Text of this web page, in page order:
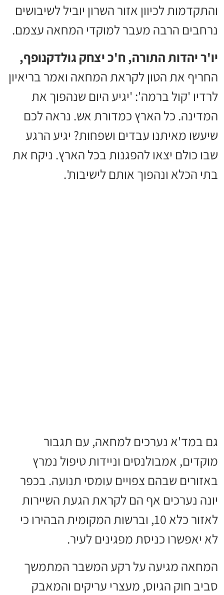
והתקדמות לכיוון אזור השרון יוביל לשיבושים
נרחבים הרבה מעבר למוקדי המחאה עצמם.
יו'ר יהדות התורה, ח'כ יצחק גולדקנופף,
החריף את הטון לקראת המחאה ואמר בריאיון
לרדיו 'קול ברמה': 'יגיע היום שנהפוך את
המדינה. כל הארץ כמדורת אש. נראה לכם
שיעשו מאיתנו עבדים ושפחות? יגיע הרגע
שבו כולם יצאו להפגנות בכל הארץ. ניקח את
בתי הכלא ונהפוך אותם לישיבות'.
גם במד'א נערכים למחאה, עם תגבור
מוקדים, אמבולנסים וניידות טיפול נמרץ
באזורים שבהם צפויים עומסי תנועה. בכפר
יונה נערכים אף הם לקראת הגעת השיירות
לאזור כלא 10, וברשות המקומית הבהירו כי
לא יאפשרו כניסת מפגינים לעיר.
המחאה מגיעה על רקע המשבר המתמשך
סביב חוק הגיוס, מעצרי עריקים והמאבק